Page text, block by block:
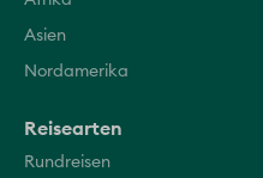
Asien
Nordamerika
Reisearten
Rundreisen